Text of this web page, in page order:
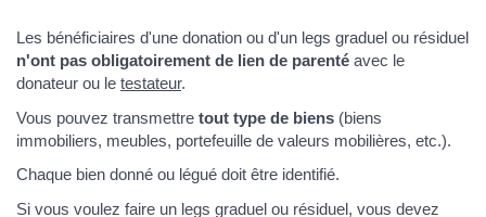
Les bénéficiaires d'une donation ou d'un legs graduel ou résiduel
n'ont pas obligatoirement de lien de parenté avec le
donateur ou le testateur.
Vous pouvez transmettre tout type de biens (biens
immobiliers, meubles, portefeuille de valeurs mobilières, etc.).
Chaque bien donné ou légué doit être identifié.
Si vous voulez faire un legs graduel ou résiduel, vous devez